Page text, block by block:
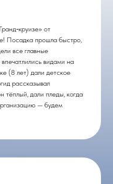
от
Посадка прошла быстро,
все главные
видами на
(8 лет) дали детское
рассказывал
тёплый, дали пледы, когда
— будем